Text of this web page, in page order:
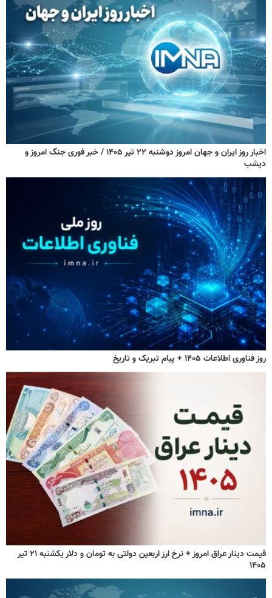
اخبار روز ایران و جهان امروز دوشنبه ۲۲ تیر ۱۴۰۵ / خبر فوری جنگ امروز و
دیشب
روز فناوری اطلاعات ۱۴۰۵ + پیام تبریک و تاریخ
قیمت دینار عراق امروز + نرخ ارز اربعین دولتی به تومان و دلار یکشنبه ۲۱ تیر
۱۴۰۵